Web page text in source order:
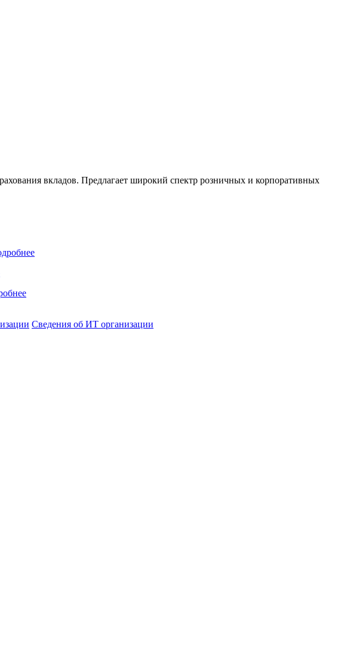
вкладов. Предлагает широкий спектр розничных и корпоративных
Сведения об ИТ организации